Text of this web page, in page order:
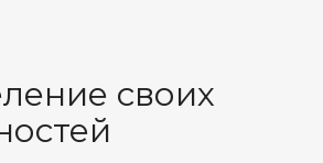
своих